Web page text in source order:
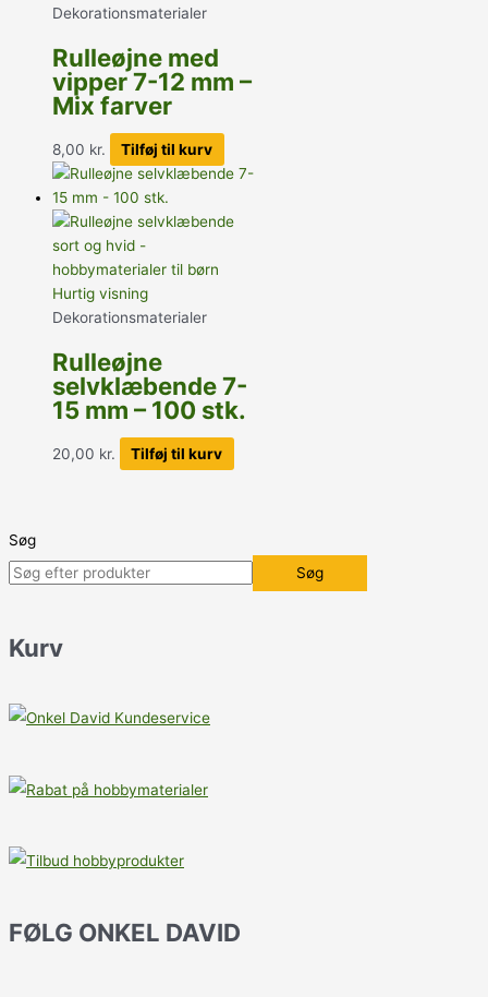
Dekorationsmaterialer
Rulleøjne med
vipper 7-12 mm –
Mix farver
8,00 kr. Tilføj til kurv
Hurtig visning
Dekorationsmaterialer
Rulleøjne
selvklæbende 7-
15 mm – 100 stk.
20,00 kr. Tilføj til kurv
Søg
Søg
Kurv
FØLG ONKEL DAVID